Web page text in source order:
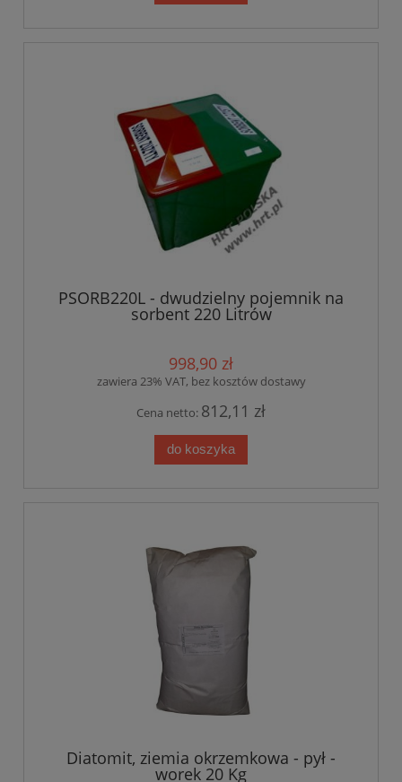
PSORB220L - dwudzielny pojemnik na
sorbent 220 Litrów
998,90 zł
zawiera 23% VAT, bez kosztów dostawy
Cena netto: 812,11 zł
do koszyka
Diatomit, ziemia okrzemkowa - pył -
worek 20 Kg